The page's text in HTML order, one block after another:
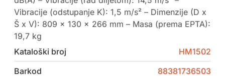
Vibracije (odstupanje K): 1,5 m/s² – Dimenzije (D x
Š x V): 809 x 130 x 266 mm – Masa (prema EPTA):
19,7 kg
Kataloški broj
HM1502
Barkod
88381736503